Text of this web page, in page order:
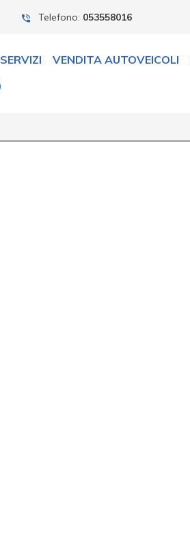
Telefono: 053558016
SERVIZI VENDITA AUTOVEICOLI